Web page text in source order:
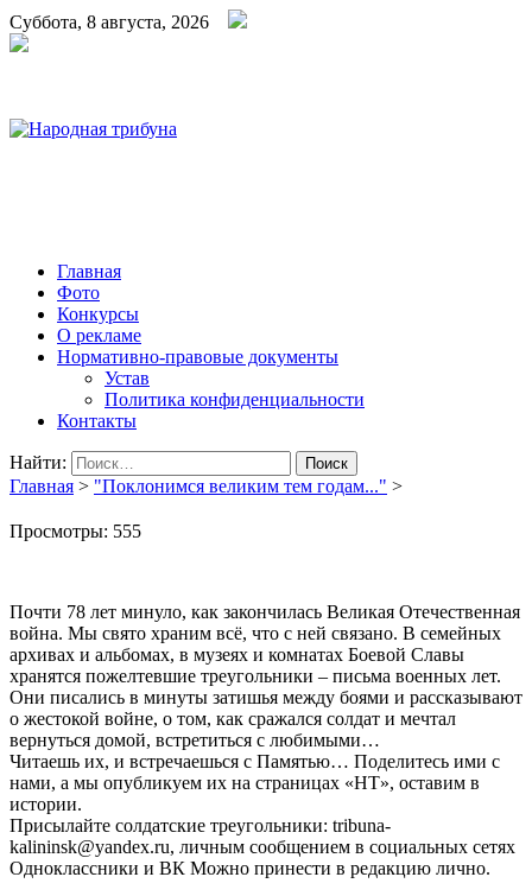
Суббота, 8 августа, 2026
Главная
Фото
Конкурсы
О рекламе
Нормативно-правовые документы
Устав
Политика конфиденциальности
Контакты
Найти:
Главная > "Поклонимся великим тем годам..." >
Просмотры: 555
Почти 78 лет минуло, как закончилась Великая Отечественная
война. Мы свято храним всё, что с ней связано. В семейных
архивах и альбомах, в музеях и комнатах Боевой Славы
хранятся пожелтевшие треугольники – письма военных лет.
Они писались в минуты затишья между боями и рассказывают
о жестокой войне, о том, как сражался солдат и мечтал
вернуться домой, встретиться с любимыми…
Читаешь их, и встречаешься с Памятью… Поделитесь ими с
нами, а мы опубликуем их на страницах «НТ», оставим в
истории.
Присылайте солдатские треугольники: tribuna-
kalininsk@yandex.ru, личным сообщением в социальных сетях
Одноклассники и ВК Можно принести в редакцию лично.